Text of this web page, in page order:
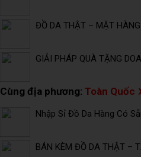
ĐỒ DA THẬT – MẶT
GIẢI PHÁP QUÀ TẶNG
Cùng địa phương: Toàn Quốc
Nhập Sỉ Đồ Da Hàng Có
BÁN KÈM ĐỒ DA THẬT –